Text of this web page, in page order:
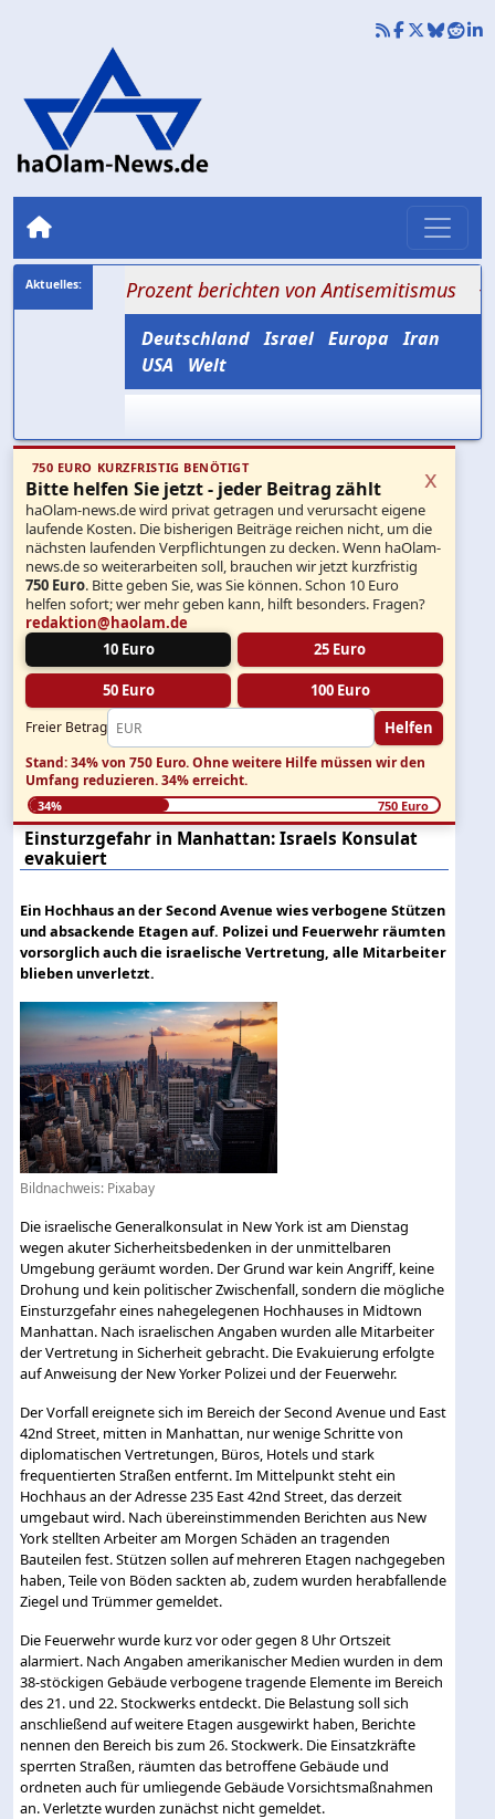
96 Prozent berichten von Antisemitismus +++
Deutschland Israel Europa Iran
USA
Welt
750 EURO KURZFRISTIG BENÖTIGT
Bitte helfen Sie jetzt - jeder Beitrag zählt
haOlam-news.de wird privat getragen und verursacht eigene
laufende Kosten. Die bisherigen Beiträge reichen nicht, um die
nächsten laufenden Verpflichtungen zu decken. Wenn haOlam-
news.de so weiterarbeiten soll, brauchen wir jetzt kurzfristig
750 Euro. Bitte geben Sie, was Sie können. Schon 10 Euro
helfen sofort; wer mehr geben kann, hilft besonders. Fragen?
redaktion@haolam.de
10 Euro
25 Euro
50 Euro 100 Euro
Freier Betrag Helfen
x
Stand: 34% von 750 Euro.Ohne weitere Hilfe müssen wir den
Umfang reduzieren.34% erreicht.
34% 750 Euro
Einsturzgefahr in Manhattan: Israels Konsulat
evakuiert
Ein Hochhaus an der Second Avenue wies verbogene Stützen
und absackende Etagen auf. Polizei und Feuerwehr räumten
vorsorglich auch die israelische Vertretung, alle Mitarbeiter
blieben unverletzt.
Bildnachweis: Pixabay
Die israelische Generalkonsulat in New York ist am Dienstag
wegen akuter Sicherheitsbedenken in der unmittelbaren
Umgebung geräumt worden. Der Grund war kein Angriff, keine
Drohung und kein politischer Zwischenfall, sondern die mögliche
Einsturzgefahr eines nahegelegenen Hochhauses in Midtown
Manhattan. Nach israelischen Angaben wurden alle Mitarbeiter
der Vertretung in Sicherheit gebracht. Die Evakuierung erfolgte
auf Anweisung der New Yorker Polizei und der Feuerwehr.
Der Vorfall ereignete sich im Bereich der Second Avenue und East
42nd Street, mitten in Manhattan, nur wenige Schritte von
diplomatischen Vertretungen, Büros, Hotels und stark
frequentierten Straßen entfernt. Im Mittelpunkt steht ein
Hochhaus an der Adresse 235 East 42nd Street, das derzeit
umgebaut wird. Nach übereinstimmenden Berichten aus New
York stellten Arbeiter am Morgen Schäden an tragenden
Bauteilen fest. Stützen sollen auf mehreren Etagen nachgegeben
haben, Teile von Böden sackten ab, zudem wurden herabfallende
Ziegel und Trümmer gemeldet.
Die Feuerwehr wurde kurz vor oder gegen 8 Uhr Ortszeit
alarmiert. Nach Angaben amerikanischer Medien wurden in dem
38-stöckigen Gebäude verbogene tragende Elemente im Bereich
des 21. und 22. Stockwerks entdeckt. Die Belastung soll sich
anschließend auf weitere Etagen ausgewirkt haben, Berichte
nennen den Bereich bis zum 26. Stockwerk. Die Einsatzkräfte
sperrten Straßen, räumten das betroffene Gebäude und
ordneten auch für umliegende Gebäude Vorsichtsmaßnahmen
an. Verletzte wurden zunächst nicht gemeldet.